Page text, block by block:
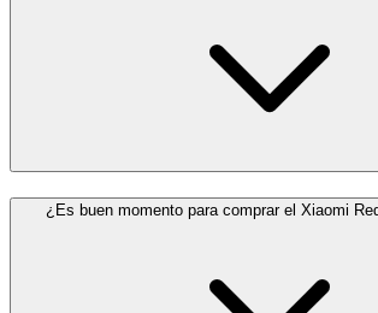
¿Es buen momento para comprar el Xiaomi